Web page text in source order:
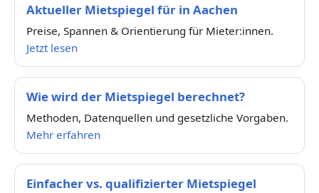
Aktueller Mietspiegel für in Aachen
Preise, Spannen & Orientierung für Mieter:innen.
Jetzt lesen
Wie wird der Mietspiegel berechnet?
Methoden, Datenquellen und gesetzliche Vorgaben.
Mehr erfahren
Einfacher vs. qualifizierter Mietspiegel